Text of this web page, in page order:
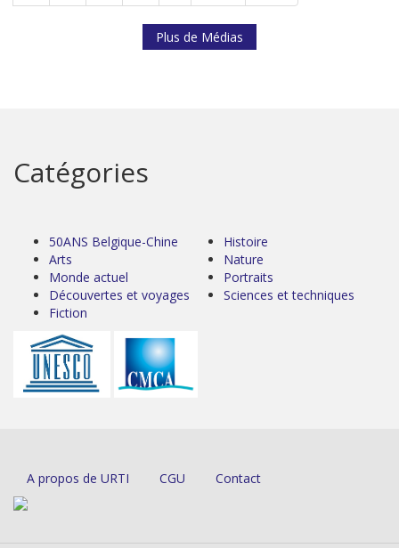
Plus de Médias
Catégories
50ANS Belgique-Chine
Arts
Monde actuel
Découvertes et voyages
Fiction
Histoire
Nature
Portraits
Sciences et techniques
A propos de URTI CGU Contact